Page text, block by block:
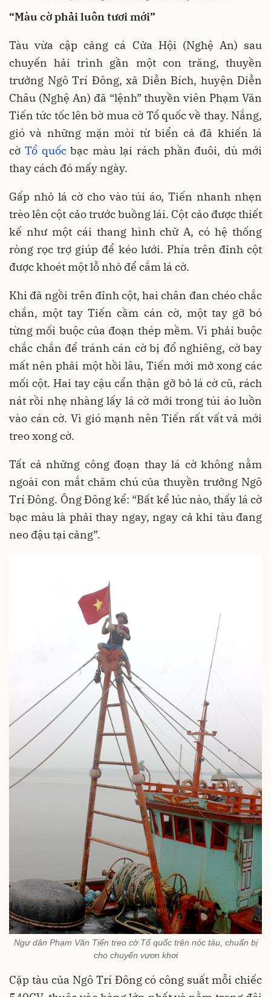
“Màu cờ phải luôn tươi mới”
Tàu vừa cập cảng cá Cửa Hội (Nghệ An) sau
chuyến hải trình gần một con trăng, thuyền
trưởng Ngô Trí Đông, xã Diễn Bích, huyện Diễn
Châu (Nghệ An) đã “lệnh” thuyền viên Phạm Văn
Tiến tức tốc lên bờ mua cờ Tổ quốc về thay. Nắng,
gió và những mặn mòi từ biển cả đã khiến lá
cờ Tổ quốcbạc màu lại rách phần đuôi, dù mới
thay cách đó mấy ngày.
Gấp nhỏ lá cờ cho vào túi áo, Tiến nhanh nhẹn
trèo lên cột cảo trước buồng lái. Cột cảo được thiết
kế như một cái thang hình chữ A, có hệ thống
ròng rọc trợ giúp để kéo lưới. Phía trên đỉnh cột
được khoét một lỗ nhỏ để cắm lá cờ.
Khi đã ngồi trên đỉnh cột, hai chân đan chéo chắc
chắn, một tay Tiến cầm cán cờ, một tay gỡ bó
từng mối buộc của đoạn thép mềm. Vì phải buộc
chắc chắn để tránh cán cờ bị đổ nghiêng, cờ bay
mất nên phải một hồi lâu, Tiến mới mở xong các
mối cột. Hai tay cậu cẩn thận gỡ bỏ lá cờ cũ, rách
nát rồi nhẹ nhàng lấy lá cờ mới trong túi áo luồn
vào cán cờ. Vì gió mạnh nên Tiến rất vất vả mới
treo xong cờ.
Tất cả những công đoạn thay lá cờ không nằm
ngoài con mắt chăm chú của thuyền trưởng Ngô
Trí Đông. Ông Đông kể: “Bất kể lúc nào, thấy lá cờ
bạc màu là phải thay ngay, ngay cả khi tàu đang
neo đậu tại cảng”.
Ngư dân Phạm Văn Tiến treo cờ Tổ quốc trên nóc tàu, chuẩn bị
cho chuyến vươn khơi
Cặp tàu của Ngô Trí Đông có công suất mỗi chiếc